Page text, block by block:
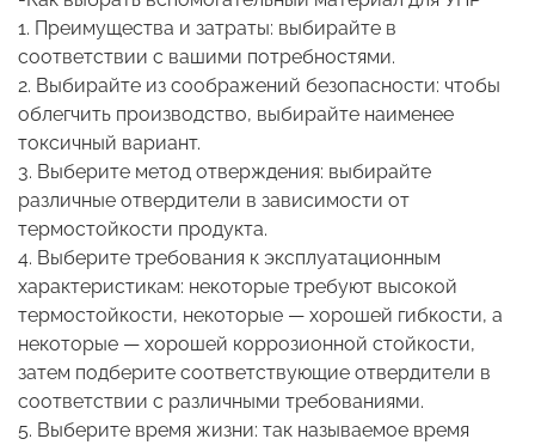
1. Преимущества и затраты: выбирайте в
соответствии с вашими потребностями.
2. Выбирайте из соображений безопасности: чтобы
облегчить производство, выбирайте наименее
токсичный вариант.
3. Выберите метод отверждения: выбирайте
различные отвердители в зависимости от
термостойкости продукта.
4. Выберите требования к эксплуатационным
характеристикам: некоторые требуют высокой
термостойкости, некоторые — хорошей гибкости, а
некоторые — хорошей коррозионной стойкости,
затем подберите соответствующие отвердители в
соответствии с различными требованиями.
5. Выберите время жизни: так называемое время